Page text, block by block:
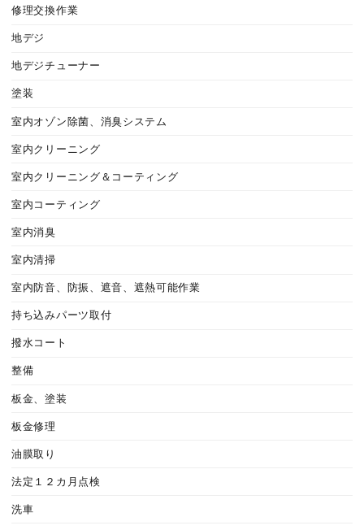
修理交換作業
地デジ
地デジチューナー
塗装
室内オゾン除菌、消臭システム
室内クリーニング
室内クリーニング＆コーティング
室内コーティング
室内消臭
室内清掃
室内防音、防振、遮音、遮熱可能作業
持ち込みパーツ取付
撥水コート
整備
板金、塗装
板金修理
油膜取り
法定１２カ月点検
洗車